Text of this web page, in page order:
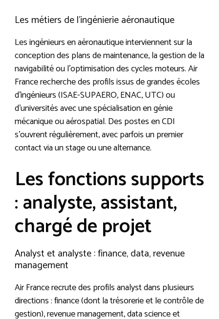
Les métiers de l’ingénierie aéronautique
Les ingénieurs en aéronautique interviennent sur la
conception des plans de maintenance, la gestion de la
navigabilité ou l’optimisation des cycles moteurs. Air
France recherche des profils issus de grandes écoles
d’ingénieurs (ISAE-SUPAERO, ENAC, UTC) ou
d’universités avec une spécialisation en génie
mécanique ou aérospatial. Des postes en CDI
s’ouvrent régulièrement, avec parfois un premier
contact via un stage ou une alternance.
Les fonctions supports
: analyste, assistant,
chargé de projet
Analyst et analyste : finance, data, revenue
management
Air France recrute des profils analyst dans plusieurs
directions : finance (dont la trésorerie et le contrôle de
gestion), revenue management, data science et